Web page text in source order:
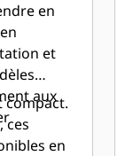
en
et
aux
compact.
ces
en